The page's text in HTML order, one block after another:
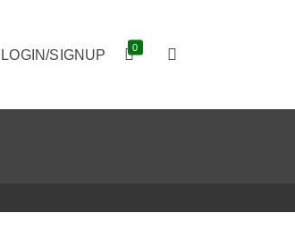
LOGIN/SIGNUP 0